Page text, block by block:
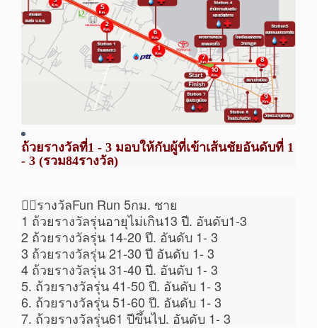
ถ้วยรางวัลที่1 - 3 มอบให้กับผู้ที่เข้าเส้นชัยอันดับที่ 1
- 3 (รวม84รางวัล)
🏃‍♂รางวัลFun Run 5กม. ชาย
1 ถ้วยรางวัลรุ่นอายุไม่เกิน13 ปี. อันดับ1-3
2 ถ้วยรางวัลรุ่น 14-20 ปี. อันดับ 1- 3
3 ถ้วยรางวัลรุ่น 21-30 ปี อันดับ 1- 3
4 ถ้วยรางวัลรุ่น 31-40 ปี. อันดับ 1- 3
5. ถ้วยรางวัลรุ่น 41-50 ปี. อันดับ 1- 3
6. ถ้วยรางวัลรุ่น 51-60 ปี. อันดับ 1- 3
7. ถ้วยรางวัลรุ่น61 ปีขึ้นไป. อันดับ 1- 3